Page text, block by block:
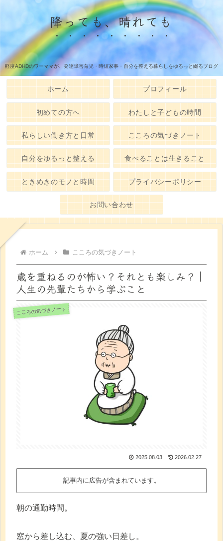
降っても、晴れても
軽度ADHDのワーママが、発達障害育児・時短家事・自分を整える暮らしをゆるっと綴るブログ
ホーム プロフィール
初めての方へ わたしと子どもの時間
私らしい働き方と日常 こころの気づきノート
自分をゆるっと整える 食べることは生きること
ときめきのモノと時間 プライバシーポリシー
お問い合わせ
ホーム こころの気づきノート
歳を重ねるのが怖い？それとも楽しみ？｜
人生の先輩たちから学ぶこと
こころの気づきノート
2025.08.03 2026.02.27
記事内に広告が含まれています。
朝の通勤時間。
窓から差し込む、夏の強い日差し。